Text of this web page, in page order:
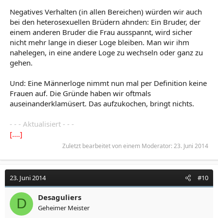
Negatives Verhalten (in allen Bereichen) würden wir auch
bei den heterosexuellen Brüdern ahnden: Ein Bruder, der
einem anderen Bruder die Frau ausspannt, wird sicher
nicht mehr lange in dieser Loge bleiben. Man wir ihm
nahelegen, in eine andere Loge zu wechseln oder ganz zu
gehen.
Und: Eine Männerloge nimmt nun mal per Definition keine
Frauen auf. Die Gründe haben wir oftmals
auseinanderklamüsert. Das aufzukochen, bringt nichts.
- - - Aktualisiert - - -
[....]
Zuletzt bearbeitet von einem Moderator: 23. Juni 2014
23. Juni 2014 #10
D Desaguliers
Geheimer Meister